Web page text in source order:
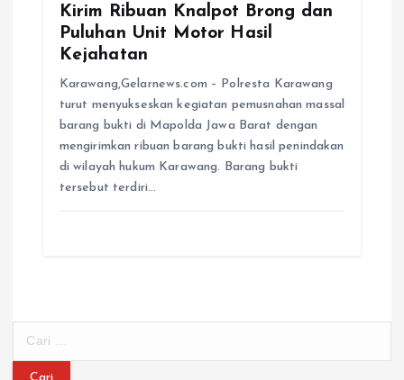
Kirim Ribuan Knalpot Brong dan
Puluhan Unit Motor Hasil
Kejahatan
Karawang,Gelarnews.com – Polresta Karawang
turut menyukseskan kegiatan pemusnahan massal
barang bukti di Mapolda Jawa Barat dengan
mengirimkan ribuan barang bukti hasil penindakan
di wilayah hukum Karawang. Barang bukti
tersebut terdiri…